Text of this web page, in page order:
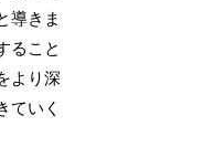
導きま
ること
より深
ていく